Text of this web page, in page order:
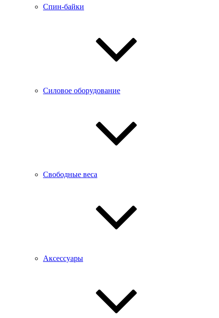
Спин-байки
Силовое оборудование
Свободные веса
Аксессуары